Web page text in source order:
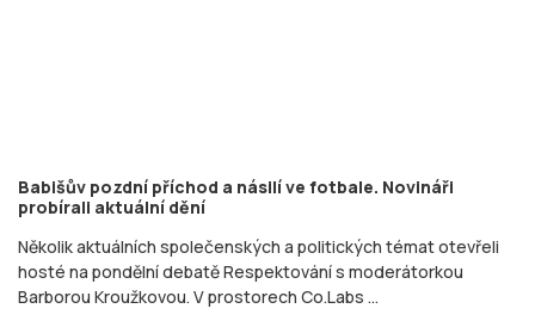
Babišův pozdní příchod a násilí ve fotbale. Novináři
probírali aktuální dění
Několik aktuálních společenských a politických témat otevřeli
hosté na pondělní debatě Respektování s moderátorkou
Barborou Kroužkovou. V prostorech Co.Labs ...